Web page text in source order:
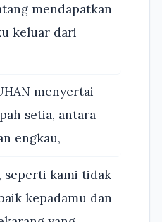
mendapatkan
keluar dari
menyertai
setia, antara
engkau,
seperti kami tidak
kepadamu dan